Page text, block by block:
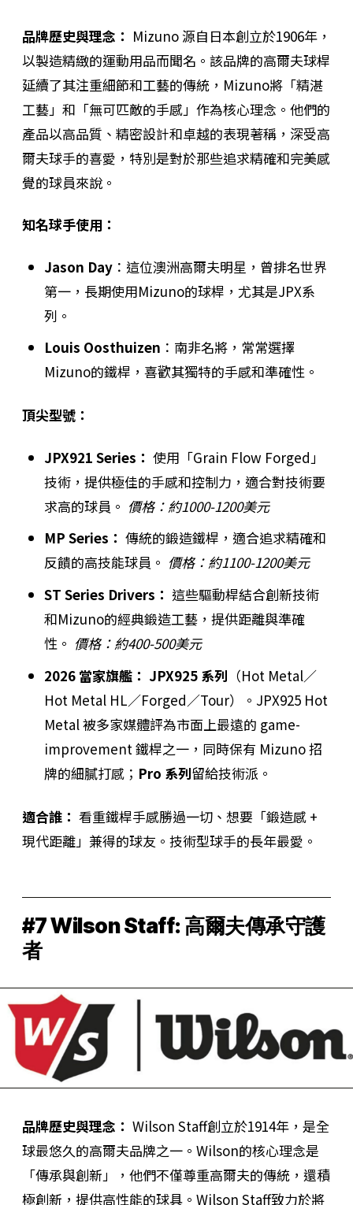
品牌歷史與理念： Mizuno 源自日本創立於1906年，
以製造精緻的運動用品而聞名。該品牌的高爾夫球桿
延續了其注重細節和工藝的傳統，Mizuno將「精湛
工藝」和「無可匹敵的手感」作為核心理念。他們的
產品以高品質、精密設計和卓越的表現著稱，深受高
爾夫球手的喜愛，特別是對於那些追求精確和完美感
覺的球員來說。
知名球手使用：
Jason Day ：這位澳洲高爾夫明星，曾排名世界
第一，長期使用Mizuno的球桿，尤其是JPX系
列。
Louis Oosthuizen ：南非名將，常常選擇
Mizuno的鐵桿，喜歡其獨特的手感和準確性。
頂尖型號：
JPX921 Series： 使用「Grain Flow Forged」
技術，提供極佳的手感和控制力，適合對技術要
求高的球員。 價格：約1000-1200美元
MP Series： 傳統的鍛造鐵桿，適合追求精確和
反饋的高技能球員。 價格：約1100-1200美元
ST Series Drivers： 這些驅動桿結合創新技術
和Mizuno的經典鍛造工藝，提供距離與準確
性。 價格：約400-500美元
2026 當家旗艦： JPX925 系列 （Hot Metal／
Hot Metal HL／Forged／Tour）。JPX925 Hot
Metal 被多家媒體評為市面上最遠的 game-
improvement 鐵桿之一，同時保有 Mizuno 招
牌的細膩打感； Pro 系列留給技術派。
適合誰： 看重鐵桿手感勝過一切、想要「鍛造感 +
現代距離」兼得的球友。技術型球手的長年最愛。
#7 Wilson Staff: 高爾夫傳承守護
者
品牌歷史與理念： Wilson Staff創立於1914年，是全
球最悠久的高爾夫品牌之一。Wilson的核心理念是
「傳承與創新」，他們不僅尊重高爾夫的傳統，還積
極創新，提供高性能的球具。Wilson Staff致力於將